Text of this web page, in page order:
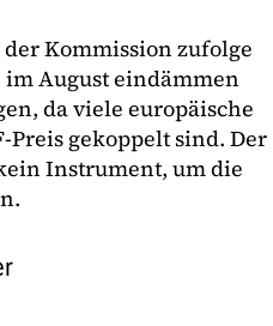
Kommission zufolge
August eindämmen
da viele europäische
gekoppelt sind. Der
Instrument, um die